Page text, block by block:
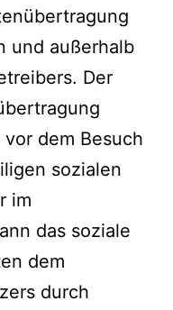
und außerhalb
Der
dem Besuch
sozialen
im
das soziale
dem
durch